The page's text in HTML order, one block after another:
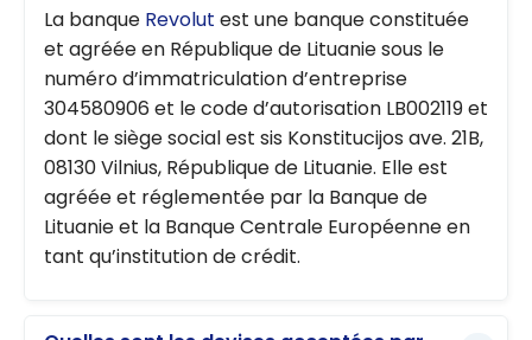
La banque Revolut est une banque constituée
et agréée en République de Lituanie sous le
numéro d’immatriculation d’entreprise
304580906 et le code d’autorisation LB002119 et
dont le siège social est sis Konstitucijos ave. 21B,
08130 Vilnius, République de Lituanie. Elle est
agréée et réglementée par la Banque de
Lituanie et la Banque Centrale Européenne en
tant qu’institution de crédit.